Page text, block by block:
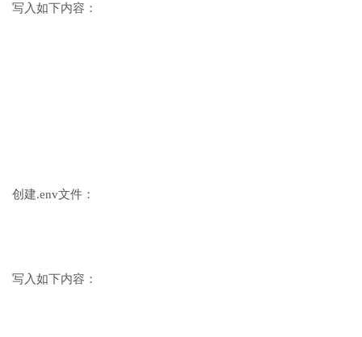
写入如下内容：
创建.env文件：
写入如下内容：